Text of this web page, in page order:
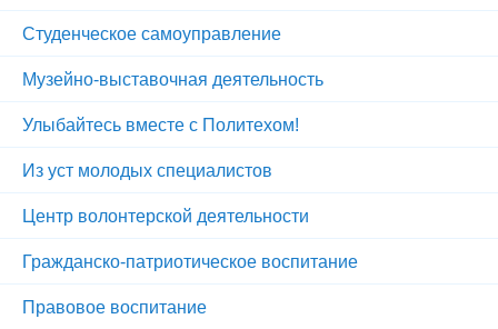
Студенческое самоуправление
Музейно-выставочная деятельность
Улыбайтесь вместе с Политехом!
Из уст молодых специалистов
Центр волонтерской деятельности
Гражданско-патриотическое воспитание
Правовое воспитание